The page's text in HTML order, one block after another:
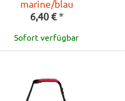
marine/blau
6,40 €*
Sofort verfügbar